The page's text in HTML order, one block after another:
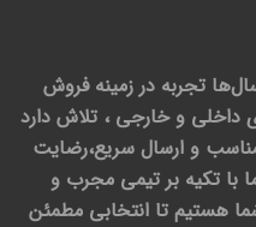
با سال‌ها تجربه در زمینه فروش
داخلی و خارجی ، تلاش دارد
و ارسال سریع،رضایت
با تکیه بر تیمی مجرب و
هستیم تا انتخابی مطمئن